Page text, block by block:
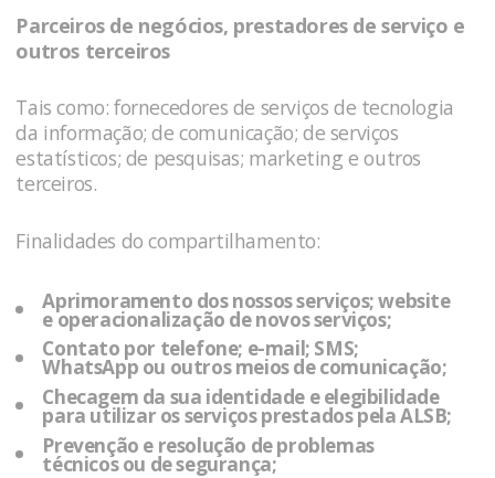
Parceiros de negócios, prestadores de serviço e
outros terceiros
Tais como: fornecedores de serviços de tecnologia
da informação; de comunicação; de serviços
estatísticos; de pesquisas; marketing e outros
terceiros.
Finalidades do compartilhamento:
Aprimoramento dos nossos serviços; website
e operacionalização de novos serviços;
Contato por telefone; e-mail; SMS;
WhatsApp ou outros meios de comunicação;
Checagem da sua identidade e elegibilidade
para utilizar os serviços prestados pelaALSB;
Prevenção e resolução de problemas
técnicos ou de segurança;